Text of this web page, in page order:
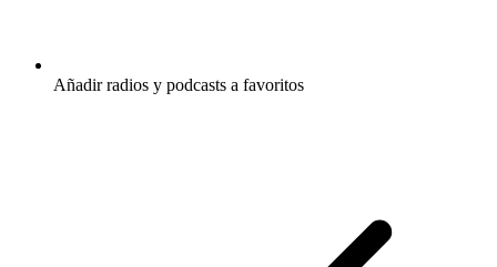
Añadir radios y podcasts a favoritos